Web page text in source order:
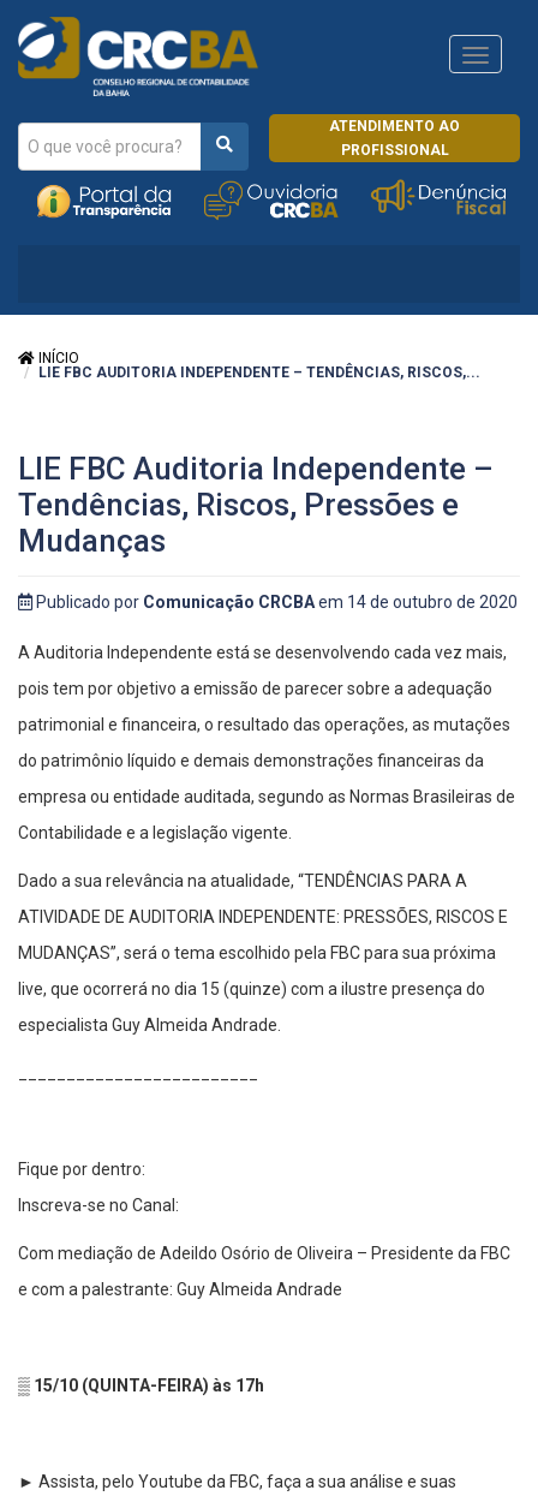
ATENDIMENTO AO
PROFISSIONAL
CRCRJ
INÍCIO
LIE FBC AUDITORIA INDEPENDENTE – TENDÊNCIAS, RISCOS,...
LIE FBC Auditoria Independente –
Tendências, Riscos, Pressões e
Mudanças
Publicado por Comunicação CRCBAem 14 de outubro de 2020
A Auditoria Independente está se desenvolvendo cada vez mais,
pois tem por objetivo a emissão de parecer sobre a adequação
patrimonial e financeira, o resultado das operações, as mutações
do patrimônio líquido e demais demonstrações financeiras da
empresa ou entidade auditada, segundo as Normas Brasileiras de
Contabilidade e a legislação vigente.
Dado a sua relevância na atualidade, “TENDÊNCIAS PARA A
ATIVIDADE DE AUDITORIA INDEPENDENTE: PRESSÕES, RISCOS E
MUDANÇAS”, será o tema escolhido pela FBC para sua próxima
live, que ocorrerá no dia 15 (quinze) com a ilustre presença do
especialista Guy Almeida Andrade.
Fique por dentro:
Inscreva-se no Canal:
Com mediação de Adeildo Osório de Oliveira – Presidente da FBC
e com a palestrante: Guy Almeida Andrade
▒ 15/10 (QUINTA-FEIRA) às 17h
► Assista, pelo Youtube da FBC, faça a sua análise e suas